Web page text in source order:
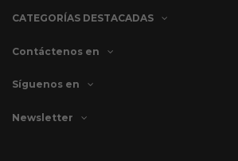
CATEGORÍAS DESTACADAS
Contáctenos en
Síguenos en
Newsletter